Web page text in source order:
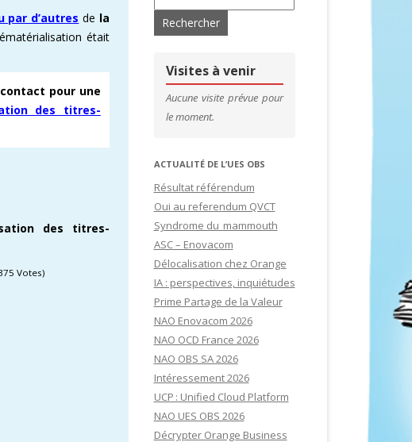
D’ADHÉRENTS
VISITES DE SITES
CONTACTS & LIENS UTILES
d’autres de la
était
pour une
des titres-
des titres-
Votes)
Visites à venir
Aucune visite prévue pour
le moment.
ACTUALITÉ DE L’UES OBS
Résultat référendum
Oui au referendum QVCT
Syndrome du mammouth
ASC – Enovacom
Délocalisation chez Orange
IA : perspectives, inquiétudes
Prime Partage de la Valeur
NAO Enovacom 2026
NAO OCD France 2026
NAO OBS SA 2026
Intéressement 2026
UCP : Unified Cloud Platform
NAO UES OBS 2026
Décrypter Orange Business